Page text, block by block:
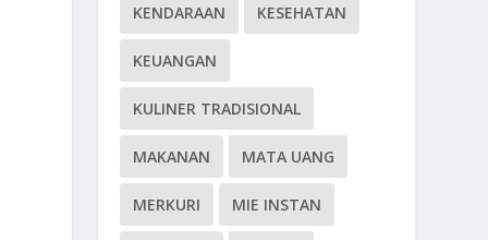
KENDARAAN KESEHATAN
KEUANGAN
KULINER TRADISIONAL
MAKANAN MATA UANG
MERKURI MIE INSTAN